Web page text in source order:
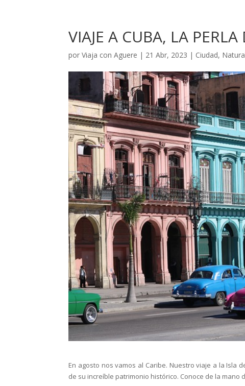
VIAJE A CUBA, LA PERLA
porViaja con Aguere | 21 Abr, 2023 | Ciudad,
En agosto nos vamos al Caribe. Nuestro viaje a la Isla
de su increíble patrimonio histórico. Conoce de la mano